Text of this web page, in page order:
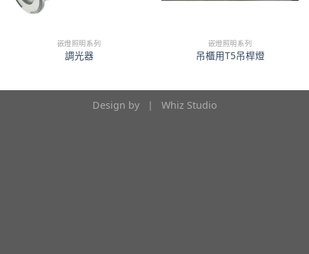
嵌燈照明系列
調光器
嵌燈照明系列
吊櫃用T5吊桿燈
Design by | Whiz Studio